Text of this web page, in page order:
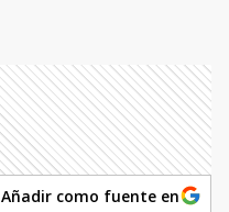
Añadir como fuente en